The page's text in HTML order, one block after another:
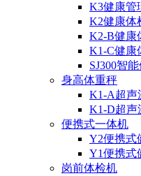
K3健康管
K2健康体
K2-B健康
K1-C健康
SJ300智
身高体重秤
K1-A超声
K1-D超声
便携式一体机
Y2便携式
Y1便携式
岗前体检机